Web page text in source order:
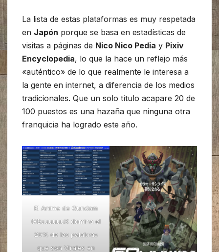
La lista de estas plataformas es muy respetada
en Japón porque se basa en estadísticas de
visitas a páginas de Nico Nico Pedia y Pixiv
Encyclopedia, lo que la hace un reflejo más
«auténtico» de lo que realmente le interesa a
la gente en internet, a diferencia de los medios
tradicionales. Que un solo título acapare 20 de
100 puestos es una hazaña que ninguna otra
franquicia ha logrado este año.
El Anime de Gundam
GQuuuuuuX domina el
20% de las palabras
que son Virales en